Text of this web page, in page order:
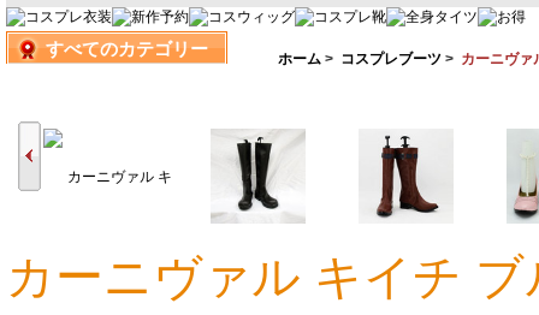
娘すべてのカテゴリー ホーム > コスプレブーツ > カーニヴァ
11,070円 11,070円
カーニヴァル キイチ